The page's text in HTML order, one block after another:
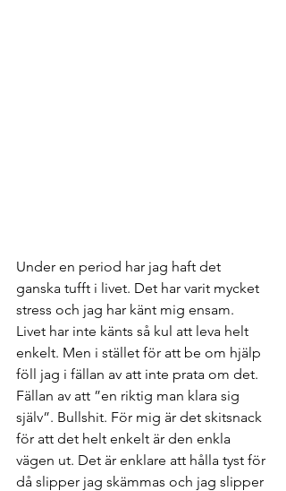
Under en period har jag haft det
ganska tufft i livet. Det har varit mycket
stress och jag har känt mig ensam.
Livet har inte känts så kul att leva helt
enkelt. Men i stället för att be om hjälp
föll jag i fällan av att inte prata om det.
Fällan av att ”en riktig man klara sig
själv”. Bullshit. För mig är det skitsnack
för att det helt enkelt är den enkla
vägen ut. Det är enklare att hålla tyst för
då slipper jag skämmas och jag slipper